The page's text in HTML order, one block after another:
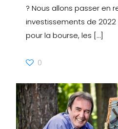
? Nous allons passer en
investissements de
pour la bourse, les […]
0